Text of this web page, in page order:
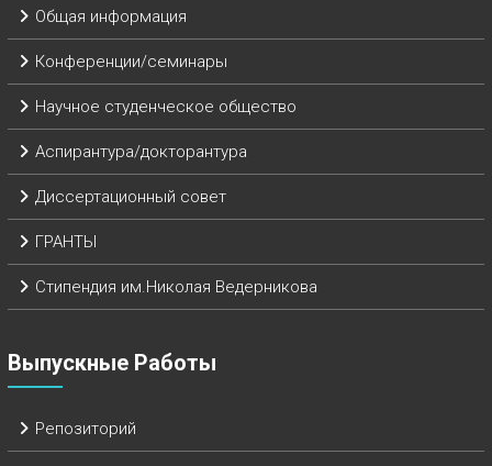
Общая информация
Конференции/семинары
Научное студенческое общество
Аспирантура/докторантура
Диссертационный совет
ГРАНТЫ
Стипендия им.Николая Ведерникова
Выпускные Работы
Репозиторий